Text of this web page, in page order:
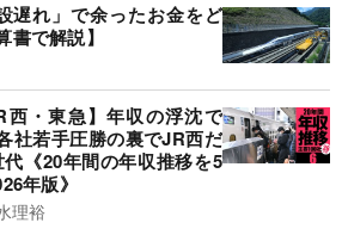
遅れ」で余ったお金をど
書で解説】
西・東急】年収の浮沈で
社若手圧勝の裏でJR西だ
《20年間の年収推移を5
年版》
理裕